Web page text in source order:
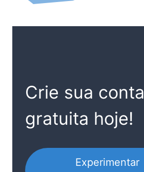
Crie sua conta
gratuita hoje!
Experimentar